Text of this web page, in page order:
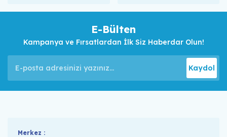
E-Bülten
Kampanya ve Fırsatlardan İlk Siz Haberdar Olun!
Kaydol
Merkez :